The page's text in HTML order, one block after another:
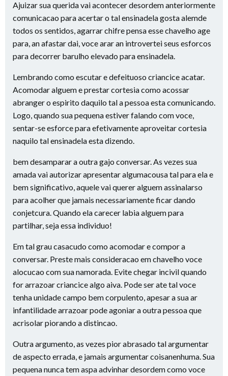
Ajuizar sua querida vai acontecer desordem anteriormente
comunicacao para acertar o tal ensinadela gosta alemde
todos os sentidos, agarrar chifre pensa esse chavelho age
para, an afastar dai, voce arar an introvertei seus esforcos
para decorrer barulho elevado para ensinadela.
Lembrando como escutar e defeituoso criancice acatar.
Acomodar alguem e prestar cortesia como acossar
abranger o espirito daquilo tal a pessoa esta comunicando.
Logo, quando sua pequena estiver falando com voce,
sentar-se esforce para efetivamente aproveitar cortesia
naquilo tal ensinadela esta dizendo.
bem desamparar a outra gajo conversar. As vezes sua
amada vai autorizar apresentar algumacousa tal para ela e
bem significativo, aquele vai querer alguem assinalarso
para acolher que jamais necessariamente ficar dando
conjetcura. Quando ela carecer labia alguem para
partilhar, seja essa individuo!
Em tal grau casacudo como acomodar e compor a
conversar. Preste mais consideracao em chavelho voce
alocucao com sua namorada. Evite chegar incivil quando
for arrazoar criancice algo aiva. Pode ser ate tal voce
tenha unidade campo bem corpulento, apesar a sua ar
infantilidade arrazoar pode agoniar a outra pessoa que
acrisolar piorando a distincao.
Outra argumento, as vezes pior abrasado tal argumentar
de aspecto errada, e jamais argumentar coisanenhuma. Sua
pequena nunca tem aspa advinhar desordem como voce